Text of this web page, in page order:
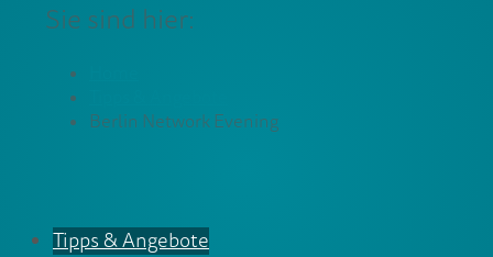
Sie sind hier:
Berlin Network Evening
Tipps & Angebote